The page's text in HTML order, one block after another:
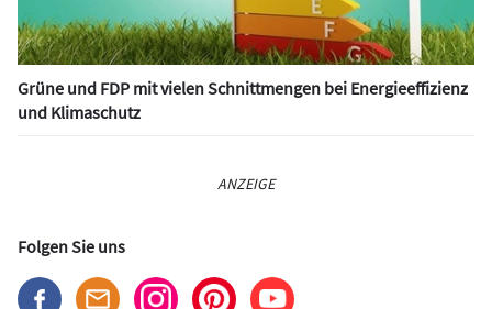
Grüne und FDP mit vielen Schnittmengen bei Energieeffizienz
und Klimaschutz
ANZEIGE
Folgen Sie uns